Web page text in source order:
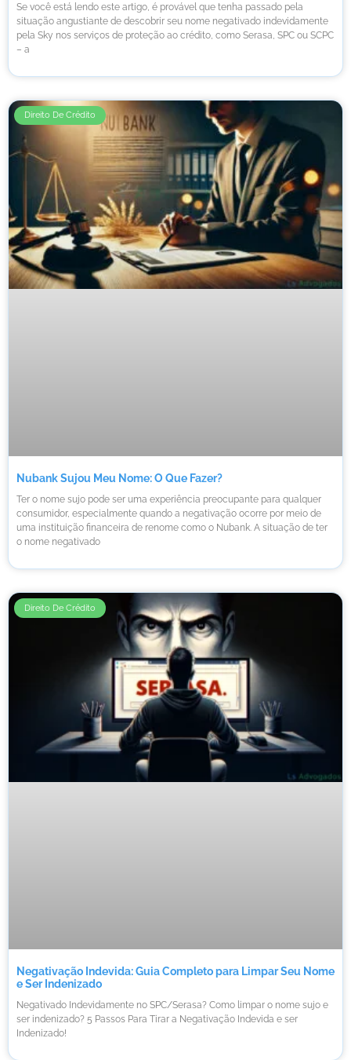
Se você está lendo este artigo, é provável que tenha passado pela
situação angustiante de descobrir seu nome negativado indevidamente
pela Sky nos serviços de proteção ao crédito, como Serasa, SPC ou SCPC
– a
Direito De Crédito
Nubank Sujou Meu Nome: O Que Fazer?
Ter o nome sujo pode ser uma experiência preocupante para qualquer
consumidor, especialmente quando a negativação ocorre por meio de
uma instituição financeira de renome como o Nubank. A situação de ter
o nome negativado
Direito De Crédito
Negativação Indevida: Guia Completo para Limpar Seu Nome
e Ser Indenizado
Negativado Indevidamente no SPC/Serasa? Como limpar o nome sujo e
ser indenizado? 5 Passos Para Tirar a Negativação Indevida e ser
Indenizado!